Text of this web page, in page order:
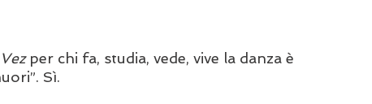
per chi fa, studia, vede, vive la danza è
Sì.